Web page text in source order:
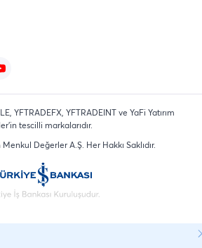
YFTRADEFX, YFTRADEINT ve YaFi Yatırım
tescilli markalarıdır.
Menkul Değerler A.Ş. Her Hakkı Saklıdır.